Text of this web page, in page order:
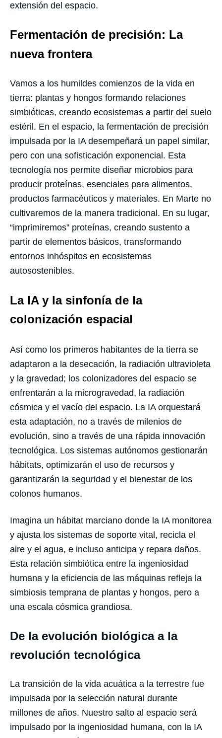
extensión del espacio.
Fermentación de precisión: La
nueva frontera
Vamos a los humildes comienzos de la vida en
tierra: plantas y hongos formando relaciones
simbióticas, creando ecosistemas a partir del suelo
estéril. En el espacio, la fermentación de precisión
impulsada por la IA desempeñará un papel similar,
pero con una sofisticación exponencial. Esta
tecnología nos permite diseñar microbios para
producir proteínas, esenciales para alimentos,
productos farmacéuticos y materiales. En Marte no
cultivaremos de la manera tradicional. En su lugar,
“imprimiremos” proteínas, creando sustento a
partir de elementos básicos, transformando
entornos inhóspitos en ecosistemas
autosostenibles.
La IA y la sinfonía de la
colonización espacial
Así como los primeros habitantes de la tierra se
adaptaron a la desecación, la radiación ultravioleta
y la gravedad; los colonizadores del espacio se
enfrentarán a la microgravedad, la radiación
cósmica y el vacío del espacio. La IA orquestará
esta adaptación, no a través de milenios de
evolución, sino a través de una rápida innovación
tecnológica. Los sistemas autónomos gestionarán
hábitats, optimizarán el uso de recursos y
garantizarán la seguridad y el bienestar de los
colonos humanos.
Imagina un hábitat marciano donde la IA monitorea
y ajusta los sistemas de soporte vital, recicla el
aire y el agua, e incluso anticipa y repara daños.
Esta relación simbiótica entre la ingeniosidad
humana y la eficiencia de las máquinas refleja la
simbiosis temprana de plantas y hongos, pero a
una escala cósmica grandiosa.
De la evolución biológica a la
revolución tecnológica
La transición de la vida acuática a la terrestre fue
impulsada por la selección natural durante
millones de años. Nuestro salto al espacio será
impulsado por la ingeniosidad humana, con la IA